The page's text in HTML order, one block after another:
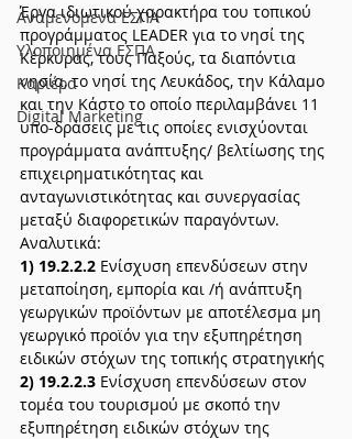
Αναμενόμενα ΕΣΠΑ
Υλοποιημένα ΕΣΠΑ
Καριέρα
Digital Marketing
Έργα ιδιωτικού χαρακτήρα του τοπικού
προγράμματος LEADER για το νησί της
Κέρκυρας, τους Παξούς, τα διαπόντια
νησία, το νησί της Λευκάδος, την Κάλαμο
και την Κάστο το οποίο περιλαμβάνει 11
υπο-δράσεις με τις οποίες ενισχύονται
προγράμματα ανάπτυξης/ βελτίωσης της
επιχειρηματικότητας και
ανταγωνιστικότητας και συνεργασίας
μεταξύ διαφορετικών παραγόντων.
Αναλυτικά:
1) 19.2.2.2 Ενίσχυση επενδύσεων στην
μεταποίηση, εμπορία και /ή ανάπτυξη
γεωργικών προϊόντων με αποτέλεσμα μη
γεωργικό προϊόν για την εξυπηρέτηση
ειδικών στόχων της τοπικής στρατηγικής
2) 19.2.2.3 Ενίσχυση επενδύσεων στον
τομέα του τουρισμού με σκοπό την
εξυπηρέτηση ειδικών στόχων της